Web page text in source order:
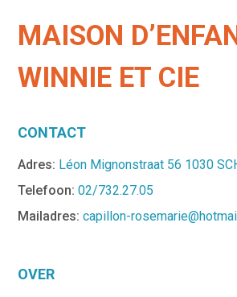
MAISON
WINNIE ET CIE
CONTACT
Adres: Léon Mignonstraat 56 1030
Telefoon: 02/732.27.05
Mailadres: capillon-
OVER